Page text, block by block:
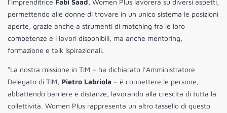
l’imprenditrice Fabi Saad, Women Plus lavorerà su diversi aspetti,
permettendo alle donne di trovare in un unico sistema le posizioni
aperte, grazie anche a strumenti di matching fra le loro
competenze e i lavori disponibili, ma anche mentoring,
formazione e talk ispirazionali.
“La nostra missione in TIM – ha dichiarato l’Amministratore
Delegato di TIM, Pietro Labriola – è connettere le persone,
abbattendo barriere e distanze, lavorando alla crescita di tutta la
collettività. Women Plus rappresenta un altro tassello di questo